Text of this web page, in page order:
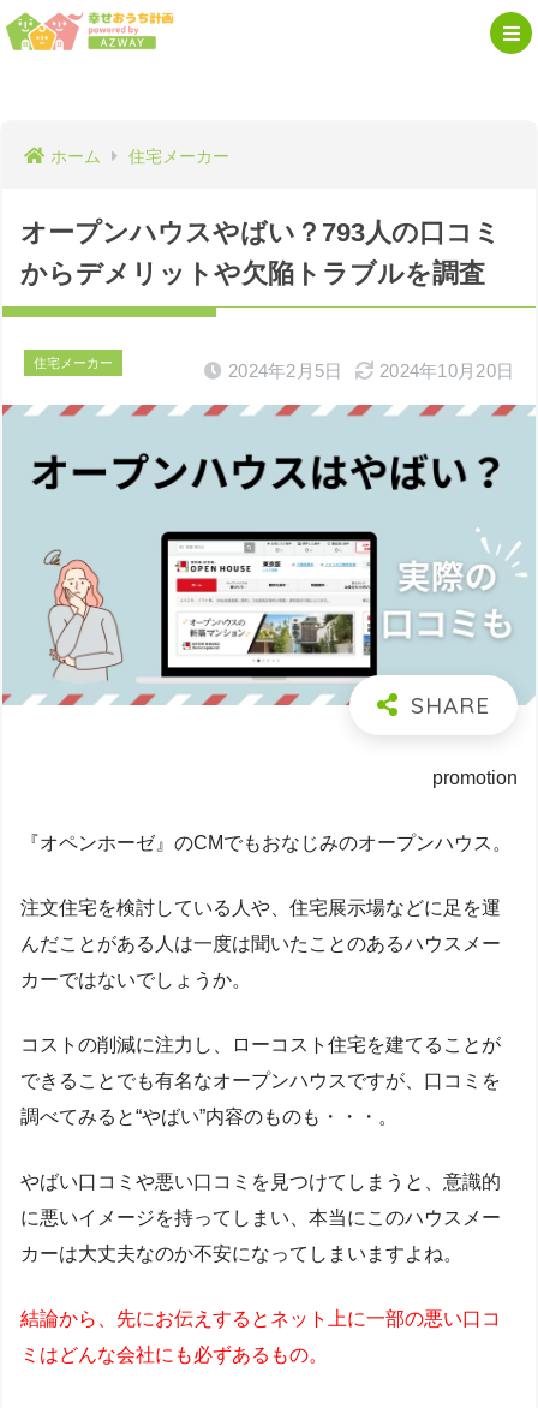
ホーム 住宅メーカー
オープンハウスやばい？793人の口コミ
からデメリットや欠陥トラブルを調査
住宅メーカー 2024年2月5日 2024年10月20日
promotion
『オペンホーゼ』のCMでもおなじみのオープンハウス。
注文住宅を検討している人や、住宅展示場などに足を運
んだことがある人は一度は聞いたことのあるハウスメー
カーではないでしょうか。
コストの削減に注力し、ローコスト住宅を建てることが
できることでも有名なオープンハウスですが、口コミを
調べてみると“やばい”内容のものも・・・。
やばい口コミや悪い口コミを見つけてしまうと、意識的
に悪いイメージを持ってしまい、本当にこのハウスメー
カーは大丈夫なのか不安になってしまいますよね。
結論から、先にお伝えするとネット上に一部の悪い口コ
ミはどんな会社にも必ずあるもの。